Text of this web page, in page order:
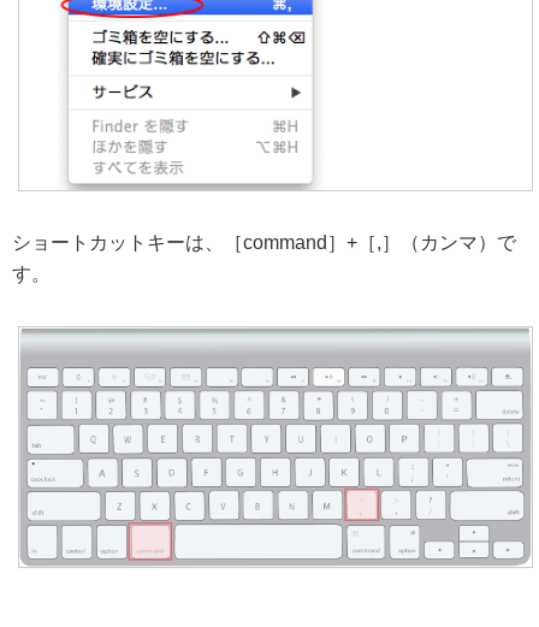
ショートカットキーは、［command］+［,］（カンマ）で
す。